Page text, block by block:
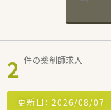
2 件の薬剤師求人
更新日： 2026/08/07